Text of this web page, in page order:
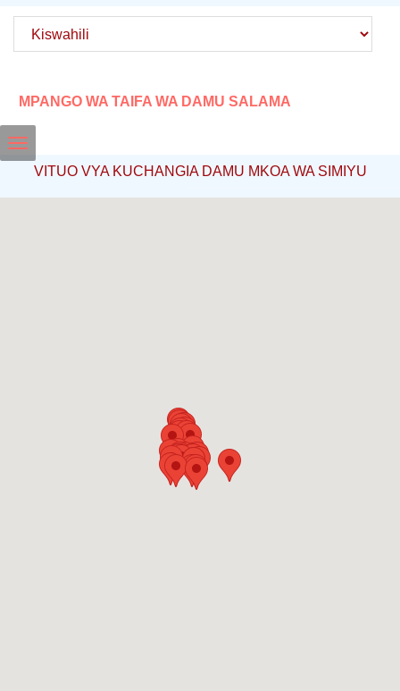
MPANGO WA TAIFA WA DAMU SALAMA
Toggle
VITUO VYA KUCHANGIA DAMU MKOA WA SIMIYU